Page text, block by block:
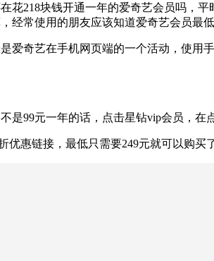
花218块钱开通一年的爱奇艺会员吗，
经常使用的朋友应该知道爱奇艺会员最
爱奇艺在手机网页端的一个活动，使
是99元一年的话，点击星钻vip会员，
优惠链接，最低只需要249元就可以购